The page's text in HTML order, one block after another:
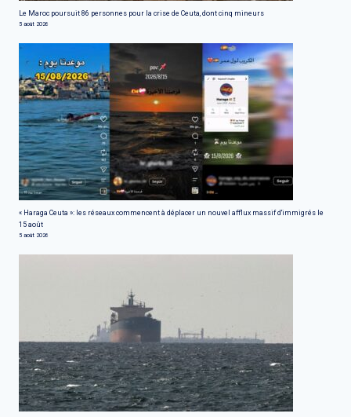
Le Maroc poursuit 86 personnes pour la crise de Ceuta, dont cinq mineurs
5 août 2026
« Haraga Ceuta »: les réseaux commencent à déplacer un nouvel afflux massif d'immigrés le
15 août
5 août 2026